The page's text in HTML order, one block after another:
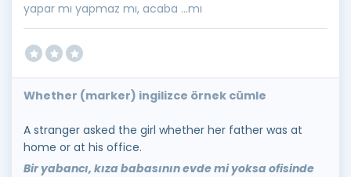
yapar mı yapmaz mı, acaba ...mı
Whether (marker) ingilizce örnek cümle
A stranger asked the girl whether her father was at
home or at his office.
Bir yabancı, kıza babasının evde mi yoksa ofisinde